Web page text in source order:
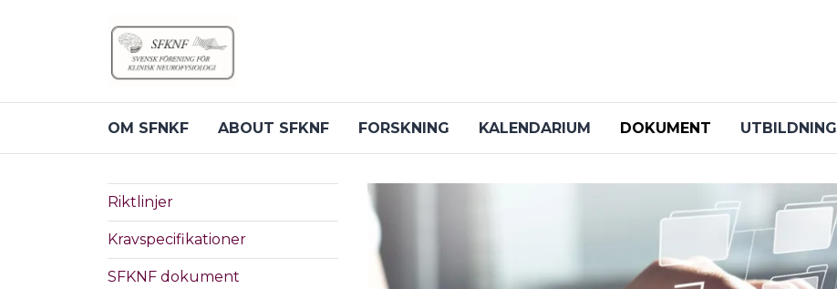
OM SFNKF ABOUT SFKNF FORSKNING KALENDARIUM DOKUMENT UTBILDNING
Riktlinjer
Kravspecifikationer
SFKNF dokument